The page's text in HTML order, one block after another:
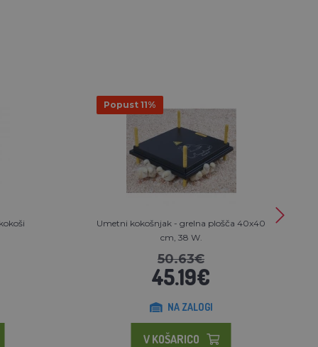
Popust 11%
Umetni kokošnjak - grelna plošča 40x40
cm, 38 W.
50.63€
45.19€
NA ZALOGI
V KOŠARICO